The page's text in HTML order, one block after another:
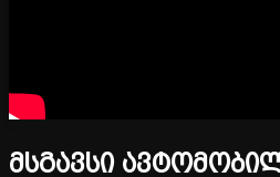
მსგავსი